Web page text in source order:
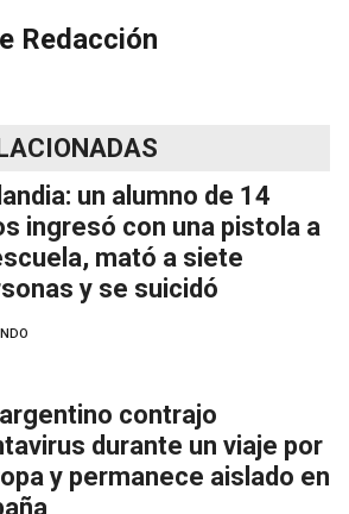
Redacción
un alumno de 14
ingresó con una pistola a
mató a siete
y se suicidó
contrajo
durante un viaje por
y permanece aislado en